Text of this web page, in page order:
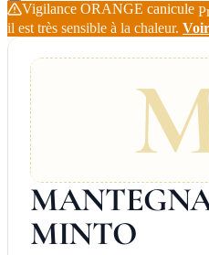
Vigilance ORANGE canicule
il est très sensible à la chaleur.
MINTO